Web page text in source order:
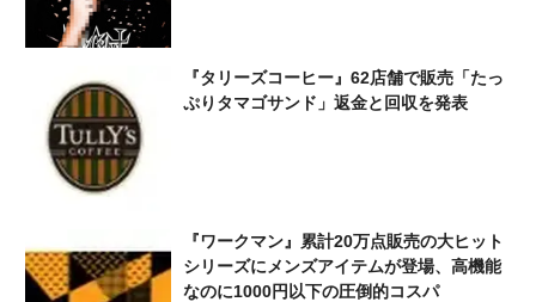
『タリーズコーヒー』62店舗で販売「たっ
ぷりタマゴサンド」返金と回収を発表
『ワークマン』累計20万点販売の大ヒット
シリーズにメンズアイテムが登場、高機能
なのに1000円以下の圧倒的コスパ